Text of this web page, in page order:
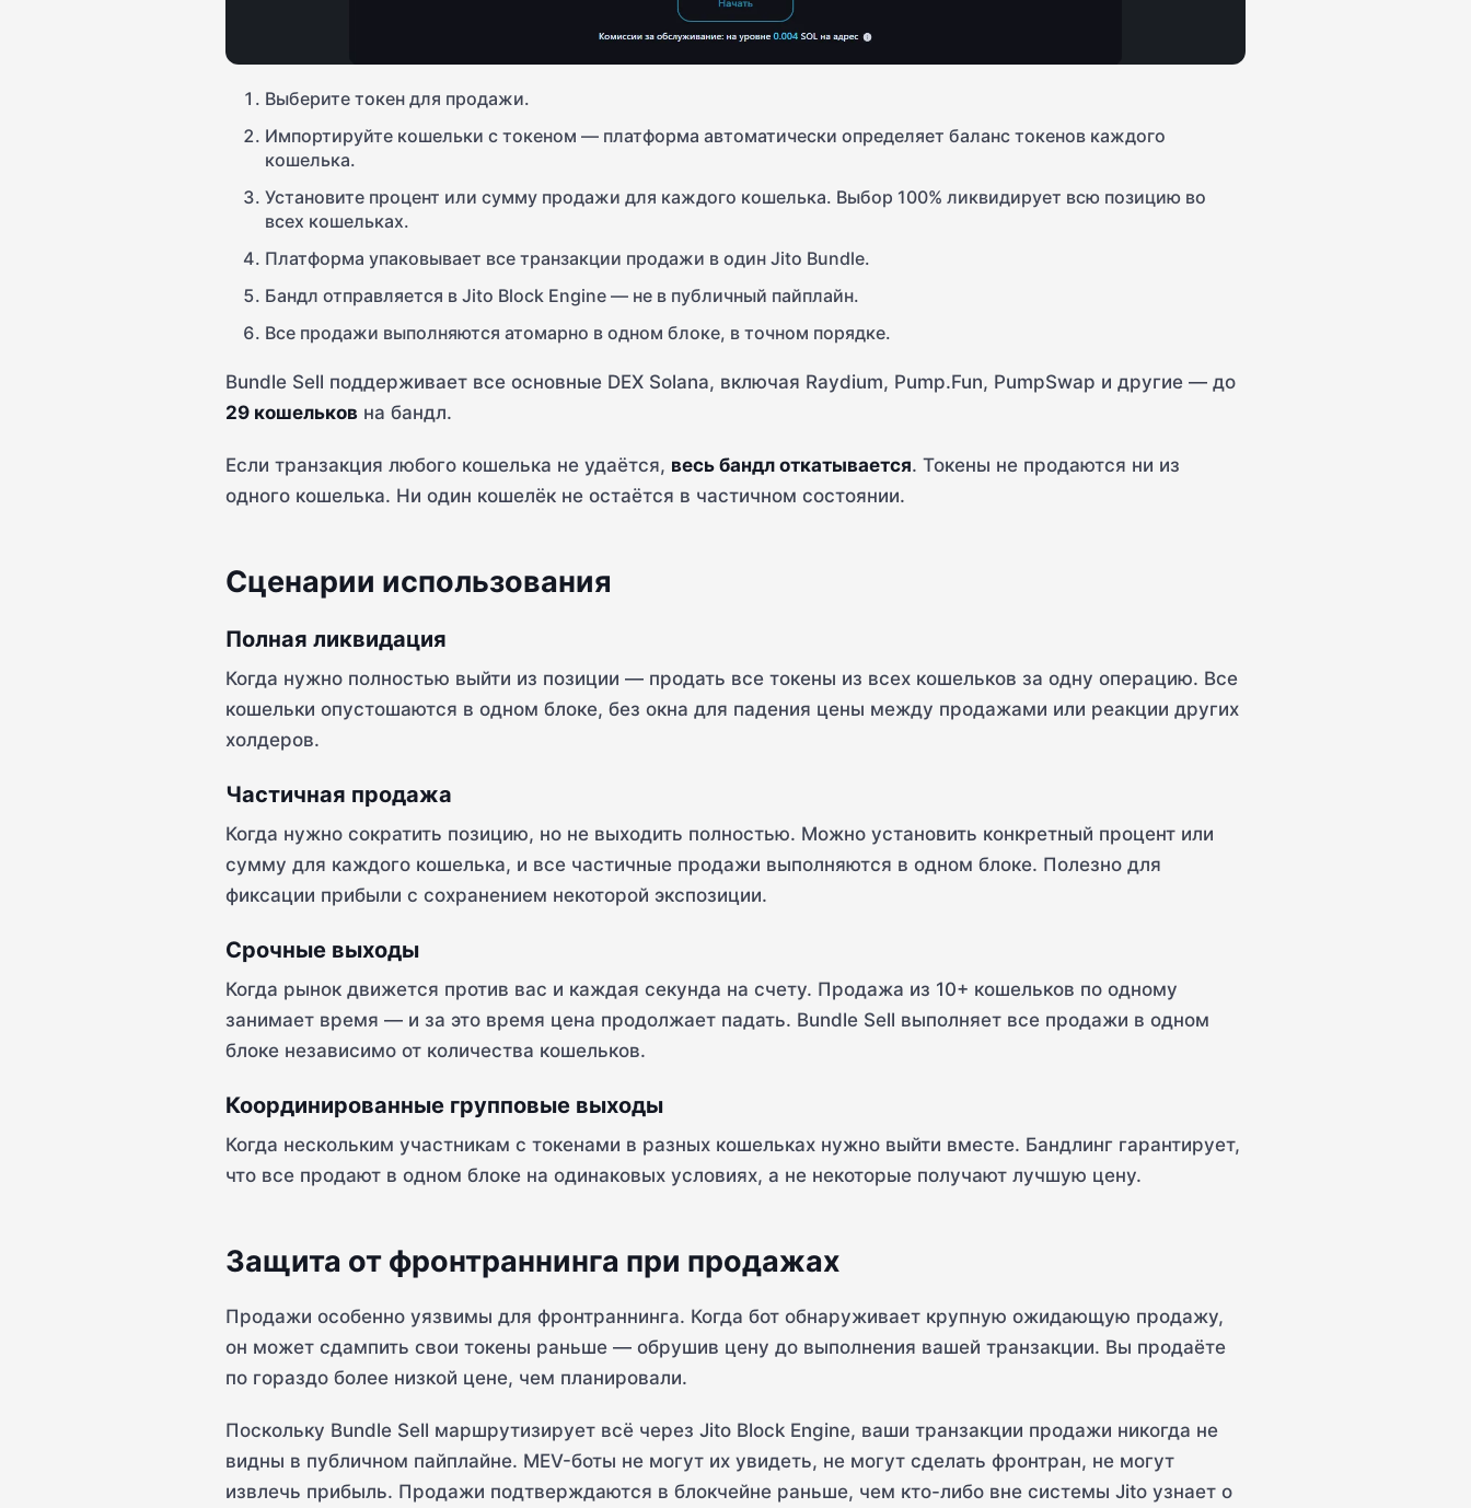
Выберите токен для продажи.
Импортируйте кошельки с токеном — платформа автоматически определяет баланс токенов каждого
кошелька.
Установите процент или сумму продажи для каждого кошелька. Выбор 100% ликвидирует всю позицию во
всех кошельках.
Платформа упаковывает все транзакции продажи в один Jito Bundle.
Бандл отправляется в Jito Block Engine — не в публичный пайплайн.
Все продажи выполняются атомарно в одном блоке, в точном порядке.
Bundle Sell поддерживает все основные DEX Solana, включая Raydium, Pump.Fun, PumpSwap и другие — до
29 кошельков на бандл.
Если транзакция любого кошелька не удаётся, весь бандл откатывается. Токены не продаются ни из
одного кошелька. Ни один кошелёк не остаётся в частичном состоянии.
Сценарии использования
Полная ликвидация
Когда нужно полностью выйти из позиции — продать все токены из всех кошельков за одну операцию. Все
кошельки опустошаются в одном блоке, без окна для падения цены между продажами или реакции других
холдеров.
Частичная продажа
Когда нужно сократить позицию, но не выходить полностью. Можно установить конкретный процент или
сумму для каждого кошелька, и все частичные продажи выполняются в одном блоке. Полезно для
фиксации прибыли с сохранением некоторой экспозиции.
Срочные выходы
Когда рынок движется против вас и каждая секунда на счету. Продажа из 10+ кошельков по одному
занимает время — и за это время цена продолжает падать. Bundle Sell выполняет все продажи в одном
блоке независимо от количества кошельков.
Координированные групповые выходы
Когда нескольким участникам с токенами в разных кошельках нужно выйти вместе. Бандлинг гарантирует,
что все продают в одном блоке на одинаковых условиях, а не некоторые получают лучшую цену.
Защита от фронтраннинга при продажах
Продажи особенно уязвимы для фронтраннинга. Когда бот обнаруживает крупную ожидающую продажу,
он может сдампить свои токены раньше — обрушив цену до выполнения вашей транзакции. Вы продаёте
по гораздо более низкой цене, чем планировали.
Поскольку Bundle Sell маршрутизирует всё через Jito Block Engine, ваши транзакции продажи никогда не
видны в публичном пайплайне. MEV-боты не могут их увидеть, не могут сделать фронтран, не могут
извлечь прибыль. Продажи подтверждаются в блокчейне раньше, чем кто-либо вне системы Jito узнает о